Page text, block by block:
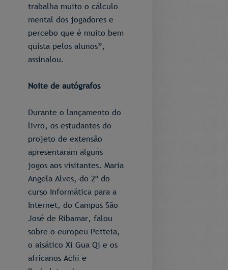
trabalha muito o cálculo
mental dos jogadores e
percebo que é muito bem
quista pelos alunos”,
assinalou.
Noite de autógrafos
Durante o lançamento do
livro, os estudantes do
projeto de extensão
apresentaram alguns
jogos aos visitantes. Maria
Angela Alves, do 2º do
curso Informática para a
Internet, do Campus São
José de Ribamar, falou
sobre o europeu Petteia,
o aisático Xi Gua Qi e os
africanos Achi e